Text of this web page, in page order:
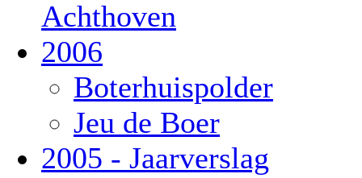
Achthoven
2006
Boterhuispolder
Jeu de Boer
2005 - Jaarverslag